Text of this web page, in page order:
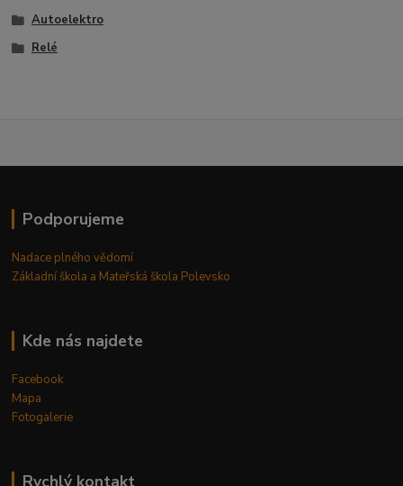
Autoelektro
Relé
Podporujeme
Nadace plného vědomí
Základní škola a Mateřská škola Polevsko
Kde nás najdete
Facebook
Mapa
Fotogalerie
Rychlý kontakt